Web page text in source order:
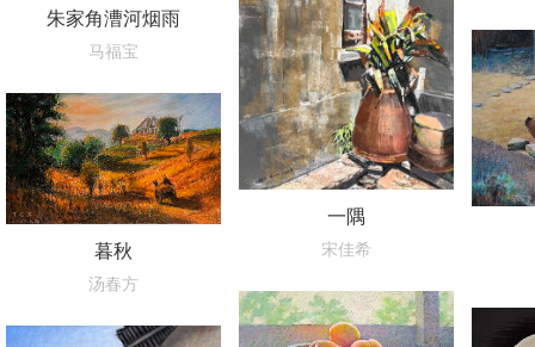
朱家角漕河烟雨
马福宝
一隅
宋佳希
暮秋
汤春方